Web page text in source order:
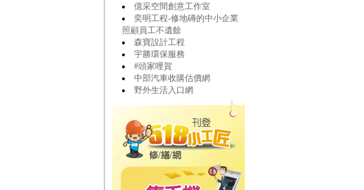
億采空間創意工作室
奕明工程-修地磚的中小企業
照顧員工不遺餘
森寶設計工程
宇勝環保服務
#頭家哩賀
中部汽車收購估價網
野外生活入口網